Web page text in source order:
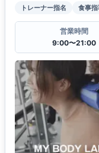
トレーナー指名 食事
営業時間
9:00〜21:00